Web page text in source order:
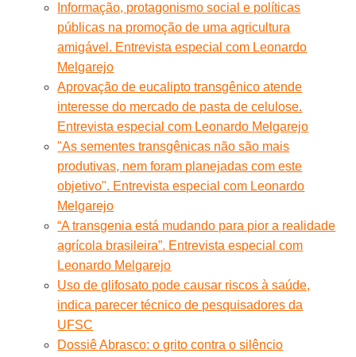
Informação, protagonismo social e políticas
públicas na promoção de uma agricultura
amigável. Entrevista especial com Leonardo
Melgarejo
Aprovação de eucalipto transgênico atende
interesse do mercado de pasta de celulose.
Entrevista especial com Leonardo Melgarejo
"As sementes transgênicas não são mais
produtivas, nem foram planejadas com este
objetivo". Entrevista especial com Leonardo
Melgarejo
“A transgenia está mudando para pior a realidade
agrícola brasileira”. Entrevista especial com
Leonardo Melgarejo
Uso de glifosato pode causar riscos à saúde,
indica parecer técnico de pesquisadores da
UFSC
Dossiê Abrasco: o grito contra o silêncio